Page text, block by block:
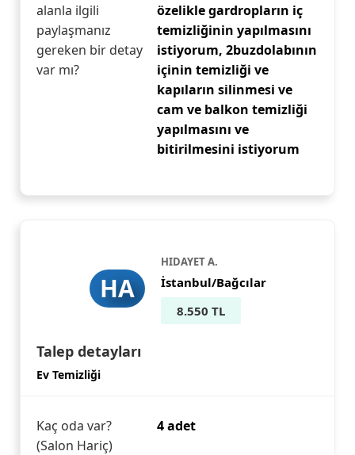
alanla ilgili
paylaşmanız
gereken bir detay
var mı?
özelikle gardropların iç
temizliğinin yapılmasını
istiyorum, 2buzdolabının
içinin temizliği ve
kapıların silinmesi ve
cam ve balkon temizliği
yapılmasını ve
bitirilmesini istiyorum
HA
HIDAYET A.
İstanbul/Bağcılar
8.550 TL
Talep detayları
Ev Temizliği
Kaç oda var?
(Salon Hariç)
4 adet